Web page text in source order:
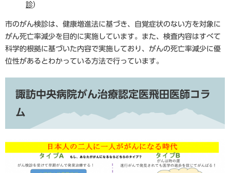
診）
市のがん検診は、健康増進法に基づき、自覚症状のない方を対象に
がん死亡率減少を目的に実施しています。また、検査内容はすべて
科学的根拠に基づいた内容で実施しており、がんの死亡率減少に優
位性があるとわかっている方法で行っています。
諏訪中央病院がん治療認定医飛田医師コラ
ム